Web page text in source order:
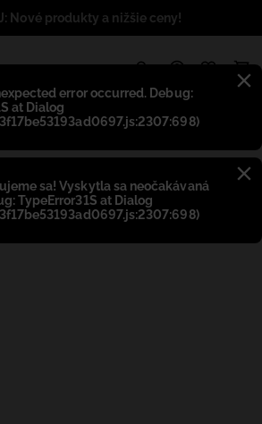
error occurred. Debug:
at Dialog
sa! Vyskytla sa neočakávaná
TypeError31S at Dialog
Nové produkty a nižšie ceny!